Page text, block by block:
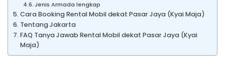
Jenis Armada lengkap
Cara Booking Rental Mobil dekat Pasar Jaya (Kyai Maja)
Tentang Jakarta
FAQ Tanya Jawab Rental Mobil dekat Pasar Jaya (Kyai
Maja)